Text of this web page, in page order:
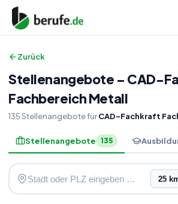
Zurück
Stellenangebote – CAD-
Fachbereich Metall
135StellenangebotefürCAD-Fachkraft
Stellenangebote 135